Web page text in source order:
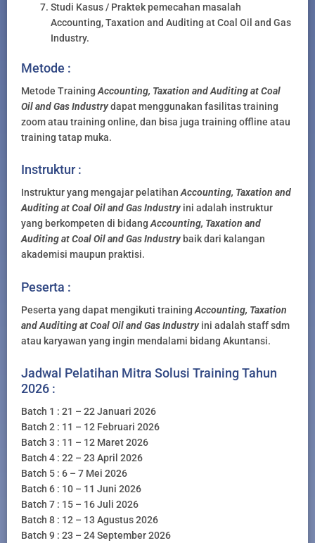
Studi Kasus / Praktek pemecahan masalah
Accounting, Taxation and Auditing at Coal Oil and Gas
Industry.
Metode :
Metode Training Accounting, Taxation and Auditing at Coal
Oil and Gas Industrydapat menggunakan fasilitas training
zoom atau training online, dan bisa juga training offline atau
training tatap muka.
Instruktur :
Instruktur yang mengajar pelatihanAccounting, Taxation and
Auditing at Coal Oil and Gas Industryini adalah instruktur
yang berkompeten di bidangAccounting, Taxation and
Auditing at Coal Oil and Gas Industrybaik dari kalangan
akademisi maupun praktisi.
Peserta :
Peserta yang dapat mengikuti training Accounting, Taxation
and Auditing at Coal Oil and Gas Industryini adalah staff sdm
atau karyawan yang ingin mendalami bidang Akuntansi.
Jadwal Pelatihan Mitra Solusi Training Tahun
2026 :
Batch 1 : 21 – 22 Januari 2026
Batch 2 : 11 – 12 Februari 2026
Batch 3 : 11 – 12 Maret 2026
Batch 4 : 22 – 23 April 2026
Batch 5 : 6 – 7 Mei 2026
Batch 6 : 10 – 11 Juni 2026
Batch 7 : 15 – 16 Juli 2026
Batch 8 : 12 – 13 Agustus 2026
Batch 9 : 23 – 24 September 2026